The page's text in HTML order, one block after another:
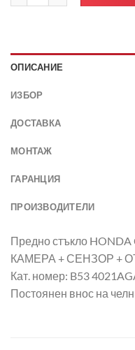
ОПИСАНИЕ
ИЗБОР
ДОСТАВКА
МОНТАЖ
ГАРАНЦИЯ
ПРОИЗВОДИТЕЛИ
Предно стъкло
КАМЕРА + СЕНЗОР +
Кат. номер: B53
Постоянен внос на